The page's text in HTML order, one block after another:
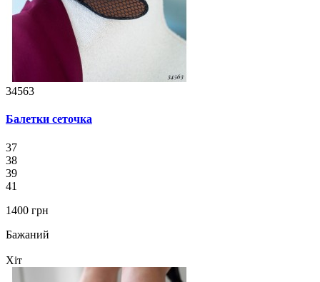
34563
Балетки сеточка
37
38
39
41
1400 грн
Бажаний
Хіт